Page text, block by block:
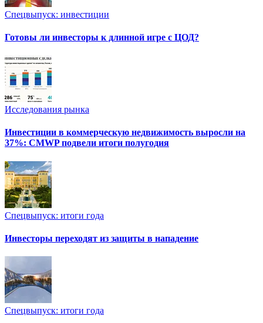
Спецвыпуск: инвестиции
Готовы ли инвесторы к длинной игре с ЦОД?
Исследования рынка
Инвестиции в коммерческую недвижимость выросли на
37%: CMWP подвели итоги полугодия
Спецвыпуск: итоги года
Инвесторы переходят из защиты в нападение
Спецвыпуск: итоги года